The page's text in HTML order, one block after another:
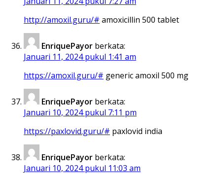
http://amoxil.guru/# amoxicillin 500 tablet
EnriquePayor berkata:
Januari 11, 2024 pukul 1:41 am
https://amoxil.guru/# generic amoxil 500 mg
EnriquePayor berkata:
Januari 10, 2024 pukul 7:11 pm
https://paxlovid.guru/# paxlovid india
EnriquePayor berkata:
Januari 10, 2024 pukul 11:03 am